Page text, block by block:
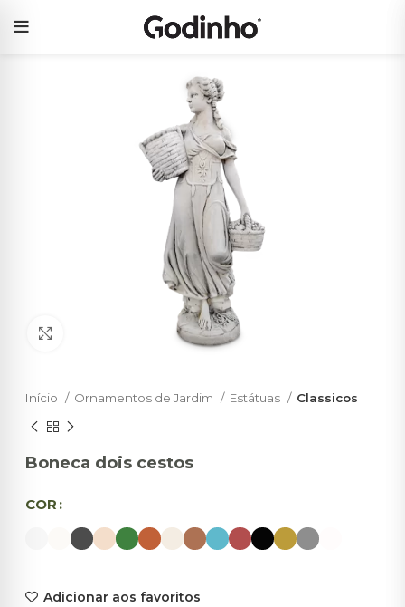
Início Ornamentos de Jardim Estátuas Classicos
Boneca dois cestos
COR
Adicionar aos favoritos